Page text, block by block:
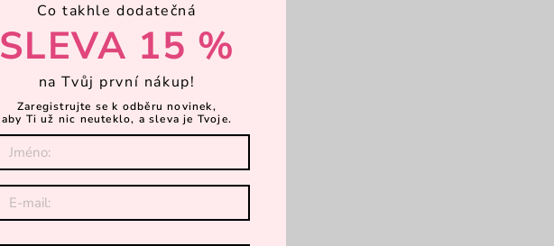
Kapsičky
Co takhle dodatečná
SLEVA 15 %
na Tvůj první nákup!
Zaregistrujte se k odběru novinek,
aby Ti už nic neuteklo, a sleva je Tvoje.